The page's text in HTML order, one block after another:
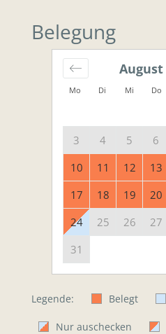
Belegung
Mo Di Mi Do
August
3
4 5 6
10
11 12 13
17
18 19 20
24
25 26 27
31
Legende: Belegt
Nur auschecken